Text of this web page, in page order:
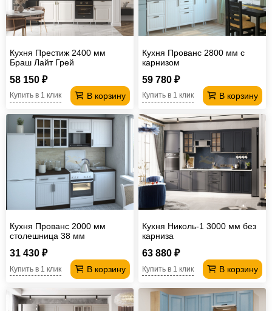
Кухня Престиж 2400 мм
Браш Лайт Грей
58 150 ₽
В корзину
Купить в 1 клик
Кухня Прованс 2800 мм с
карнизом
59 780 ₽
В корзину
Купить в 1 клик
Кухня Прованс 2000 мм
столешница 38 мм
31 430 ₽
В корзину
Купить в 1 клик
Кухня Николь-1 3000 мм без
карниза
63 880 ₽
В корзину
Купить в 1 клик